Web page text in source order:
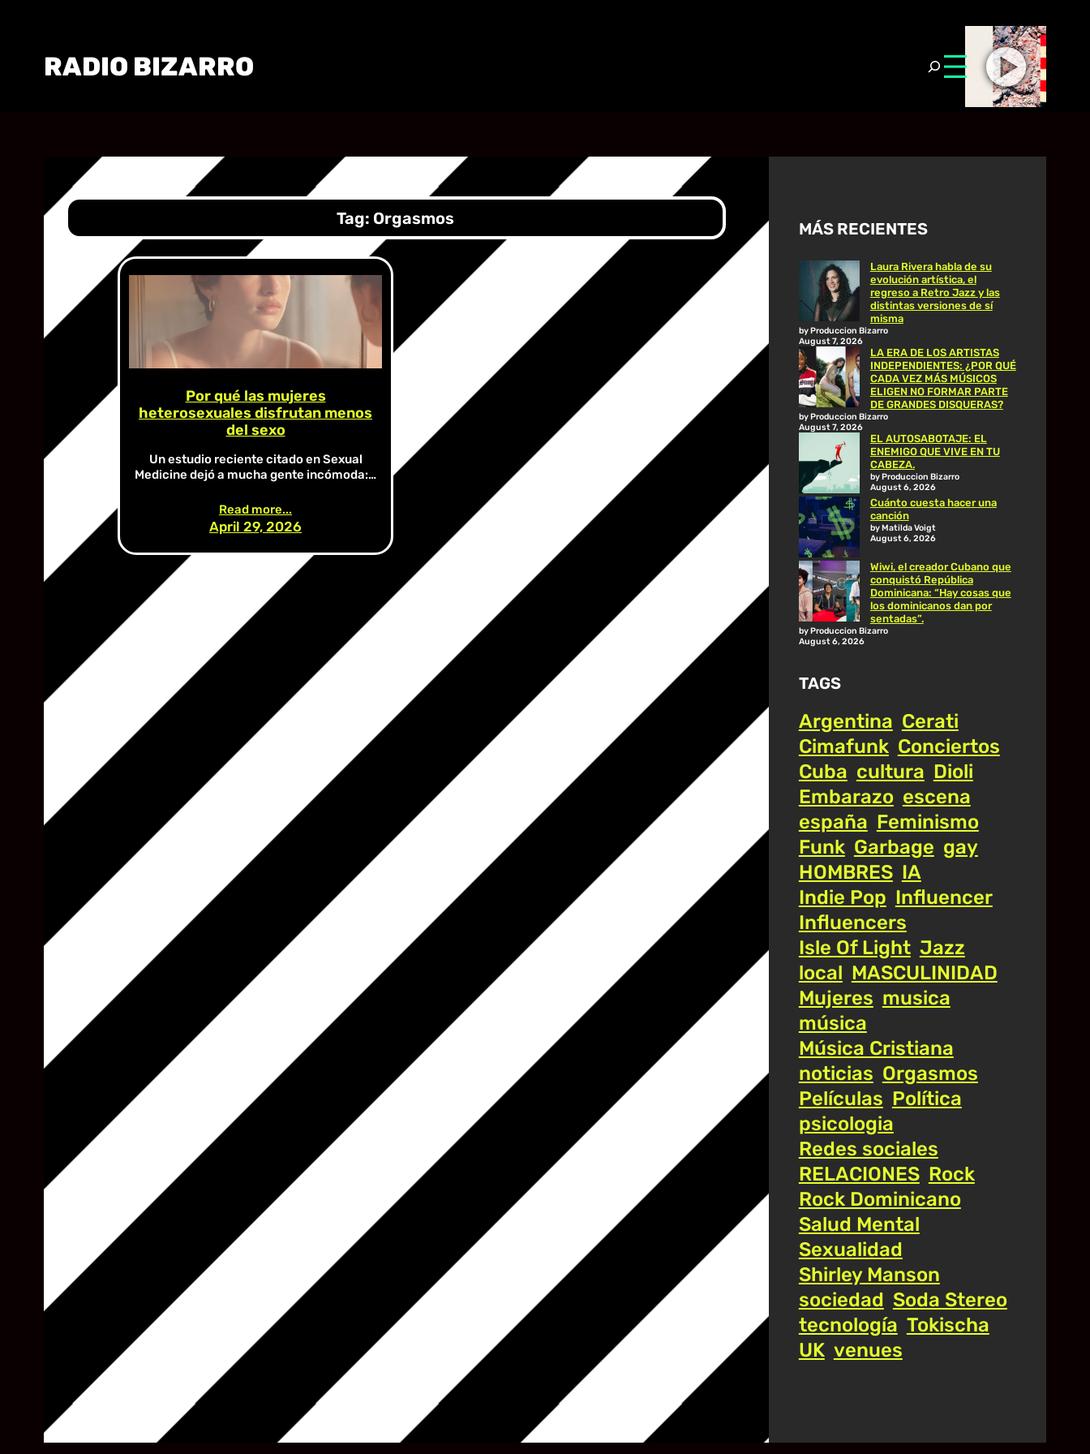
RADIO BIZARRO
Tag: Orgasmos
Por qué las mujeres
heterosexuales disfrutan menos
del sexo
Un estudio reciente citado en Sexual
Medicine dejó a mucha gente incómoda:…
Read more...
April 29, 2026
MÁS RECIENTES
Laura Rivera habla de su
evolución artística, el
regreso a Retro Jazz y las
distintas versiones de sí
misma
by Produccion Bizarro
August 7, 2026
LA ERA DE LOS ARTISTAS
INDEPENDIENTES: ¿POR QUÉ
CADA VEZ MÁS MÚSICOS
ELIGEN NO FORMAR PARTE
DE GRANDES DISQUERAS?
by Produccion Bizarro
August 7, 2026
EL AUTOSABOTAJE: EL
ENEMIGO QUE VIVE EN TU
CABEZA.
by Produccion Bizarro
August 6, 2026
Cuánto cuesta hacer una
canción
by Matilda Voigt
August 6, 2026
Wiwi, el creador Cubano que
conquistó República
Dominicana: “Hay cosas que
los dominicanos dan por
sentadas”.
by Produccion Bizarro
August 6, 2026
TAGS
Argentina Cerati
Cimafunk Conciertos
Cuba cultura Dioli
Embarazo escena
españa Feminismo
Funk Garbage gay
HOMBRES IA
Indie Pop Influencer
Influencers
Isle Of Light Jazz
local MASCULINIDAD
Mujeres musica
música
Música Cristiana
noticias Orgasmos
Películas Política
psicologia
Redes sociales
RELACIONES Rock
Rock Dominicano
Salud Mental
Sexualidad
Shirley Manson
sociedad Soda Stereo
tecnología Tokischa
UK venues